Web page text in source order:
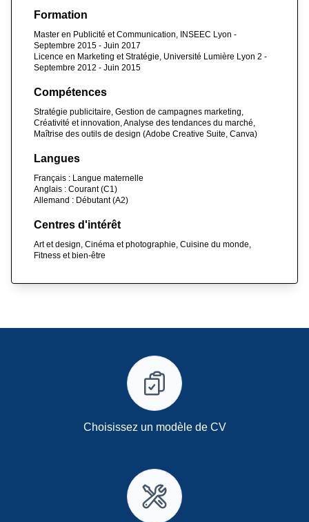
Formation
Master en Publicité et Communication, INSEEC Lyon -
Septembre 2015 - Juin 2017
Licence en Marketing et Stratégie, Université Lumière Lyon 2 -
Septembre 2012 - Juin 2015
Compétences
Stratégie publicitaire, Gestion de campagnes marketing,
Créativité et innovation, Analyse des tendances du marché,
Maîtrise des outils de design (Adobe Creative Suite, Canva)
Langues
Français : Langue maternelle
Anglais : Courant (C1)
Allemand : Débutant (A2)
Centres d'intérêt
Art et design, Cinéma et photographie, Cuisine du monde,
Fitness et bien-être
Choisissez un modèle de CV